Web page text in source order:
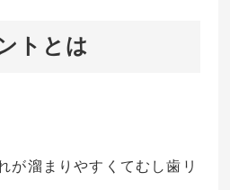
トとは
が溜まりやすくてむし歯リ